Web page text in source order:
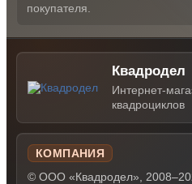
покупателя.
Квадродел
Интернет-
квадроциклов
КОМПАНИЯ
© ООО «Квадродел»,